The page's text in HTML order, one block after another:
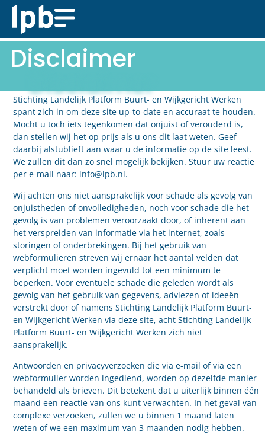
Disclaimer
Stichting Landelijk Platform Buurt- en Wijkgericht Werken
spant zich in om deze site up-to-date en accuraat te houden.
Mocht u toch iets tegenkomen dat onjuist of verouderd is,
dan stellen wij het op prijs als u ons dit laat weten. Geef
daarbij alstublieft aan waar u de informatie op de site leest.
We zullen dit dan zo snel mogelijk bekijken. Stuur uw reactie
per e-mail naar: info@lpb.nl.
Wij achten ons niet aansprakelijk voor schade als gevolg van
onjuistheden of onvolledigheden, noch voor schade die het
gevolg is van problemen veroorzaakt door, of inherent aan
het verspreiden van informatie via het internet, zoals
storingen of onderbrekingen. Bij het gebruik van
webformulieren streven wij ernaar het aantal velden dat
verplicht moet worden ingevuld tot een minimum te
beperken. Voor eventuele schade die geleden wordt als
gevolg van het gebruik van gegevens, adviezen of ideeën
verstrekt door of namens Stichting Landelijk Platform Buurt-
en Wijkgericht Werken via deze site, acht Stichting Landelijk
Platform Buurt- en Wijkgericht Werken zich niet
aansprakelijk.
Antwoorden en privacyverzoeken die via e-mail of via een
webformulier worden ingediend, worden op dezelfde manier
behandeld als brieven. Dit betekent dat u uiterlijk binnen één
maand een reactie van ons kunt verwachten. In het geval van
complexe verzoeken, zullen we u binnen 1 maand laten
weten of we een maximum van 3 maanden nodig hebben.